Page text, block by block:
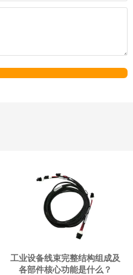
工业设备线束完整结构组成及
各部件核心功能是什么？